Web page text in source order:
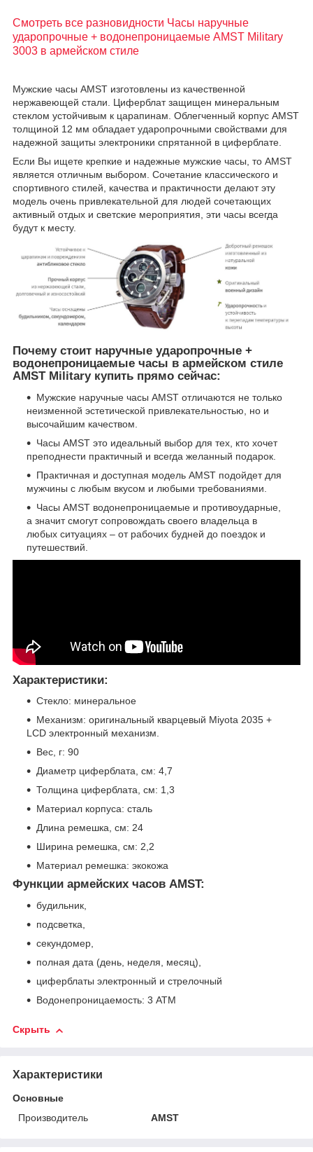
Смотреть все разновидности Часы наручные
ударопрочные + водонепроницаемые AMST Military
3003 в армейском стиле
Мужские часы AMST изготовлены из качественной
нержавеющей стали. Циферблат защищен минеральным
стеклом устойчивым к царапинам. Облегченный корпус AMST
толщиной 12 мм обладает ударопрочными свойствами для
надежной защиты электроники спрятанной в циферблате.
Если Вы ищете крепкие и надежные мужские часы, то AMST
является отличным выбором. Сочетание классического и
спортивного стилей, качества и практичности делают эту
модель очень привлекательной для людей сочетающих
активный отдых и светские мероприятия, эти часы всегда
будут к месту.
Почему стоит наручные ударопрочные +
водонепроницаемые часы в армейском стиле
AMST Military купить прямо сейчас:
Мужские наручные часы AMST отличаются не только
неизменной эстетической привлекательностью, но и
высочайшим качеством.
Часы AMST это идеальный выбор для тех, кто хочет
преподнести практичный и всегда желанный подарок.
Практичная и доступная модель AMST подойдет для
мужчины с любым вкусом и любыми требованиями.
Часы AMST водонепроницаемые и противоударные,
а значит смогут сопровождать своего владельца в
любых ситуациях – от рабочих будней до поездок и
путешествий.
Характеристики:
Стекло: минеральное
Механизм: оригинальный кварцевый Miyota 2035 +
LCD электронный механизм.
Вес, г: 90
Диаметр циферблата, см: 4,7
Толщина циферблата, см: 1,3
Материал корпуса: сталь
Длина ремешка, см: 24
Ширина ремешка, см: 2,2
Материал ремешка: экокожа
Функции армейских часов AMST:
будильник,
подсветка,
секундомер,
полная дата (день, неделя, месяц),
циферблаты электронный и стрелочный
Водонепроницаемость: 3 АТМ
Скрыть
Характеристики
Основные
Производитель
AMST